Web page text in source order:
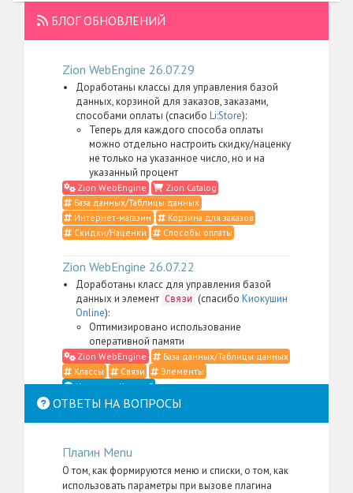
БЛОГ ОБНОВЛЕНИЙ
Zion WebEngine 26.07.29
Доработаны классы для управления базой
данных, корзиной для заказов, заказами,
способами оплаты (спасибо Li:Store):
Теперь для каждого способа оплаты
можно отдельно настроить скидку/наценку
не только на указанное число, но и на
указанный процент
Zion WebEngine
Zion Catalog
База данных/Таблицы данных
Интернет-магазин
Корзина для заказов
Скидки/Наценки
Способы оплаты
Zion WebEngine 26.07.22
Доработаны класс для управления базой
данных и элемент Связи (спасибо Киокушин
Online):
Оптимизировано использование
оперативной памяти
Zion WebEngine
База данных/Таблицы данных
Классы
Связи
Элементы
Что такое Классы?
Zion WebEngine 26.07.21
контентом, элемент
меню администратора для пакета Zion
, а также административные
ОТВЕТЫ НА ВОПРОСЫ
Плагин Menu
О том, как формируются меню и списки, о том, как
использовать параметры при вызове плагина